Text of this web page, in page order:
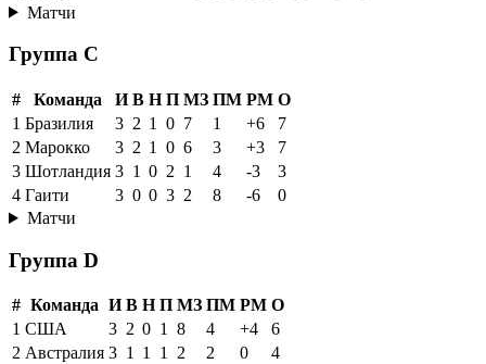
Матчи
Группа C
# Команда И В Н П МЗ ПМ РМ О
1 Бразилия 3 2 1 0 7 1 +6
7
2 Марокко 3 2 1 0 6 3 +3
7
3 Шотландия 3 1 0 2 1 4 -3
3
4 Гаити 3 0 0 3 2 8 -6
0
Матчи
Группа D
# Команда И В Н П МЗ ПМ РМ О
1 США 3 2 0 1 8 4 +4
6
2 Австралия 3 1 1 1 2 2 0
4